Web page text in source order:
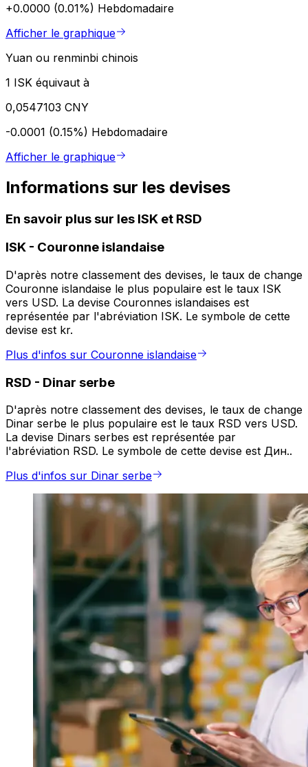
+0.0000 (0.01%) Hebdomadaire
Afficher le graphique
Yuan ou renminbi chinois
1 ISK équivaut à
0,0547103 CNY
-0.0001 (0.15%) Hebdomadaire
Afficher le graphique
Informations sur les devises
En savoir plus sur les ISK et RSD
ISK - Couronne islandaise
D'après notre classement des devises, le taux de change
Couronne islandaise le plus populaire est le taux ISK
vers USD. La devise Couronnes islandaises est
représentée par l'abréviation ISK. Le symbole de cette
devise est kr.
Plus d'infos sur Couronne islandaise
RSD - Dinar serbe
D'après notre classement des devises, le taux de change
Dinar serbe le plus populaire est le taux RSD vers USD.
La devise Dinars serbes est représentée par
l'abréviation RSD. Le symbole de cette devise est Дин..
Plus d'infos sur Dinar serbe